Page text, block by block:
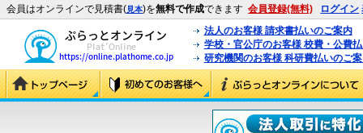
会員はオンラインで見積書(見本)を無料で作成できます 会員登録(無料) ログイン
法人のお客様 請求書払いのご案内
学校・官公庁のお客様 校費・公費
研究機関のお客様 科研費払いのご